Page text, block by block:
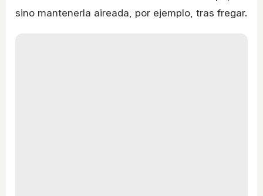
sino mantenerla aireada, por ejemplo, tras fregar.